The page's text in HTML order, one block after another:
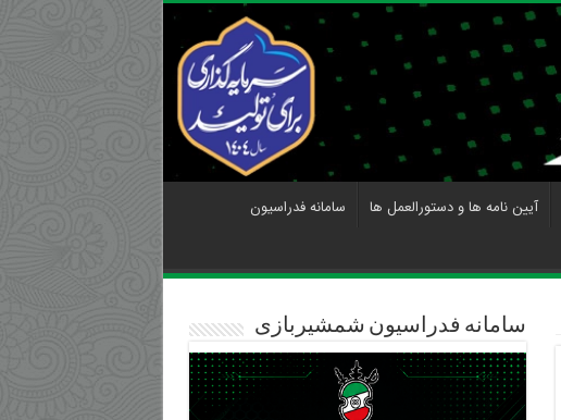
آیین نامه ها و دستورالعمل ها
سامانه فدراسیون
سامانه فدراسیون شمشیربازی